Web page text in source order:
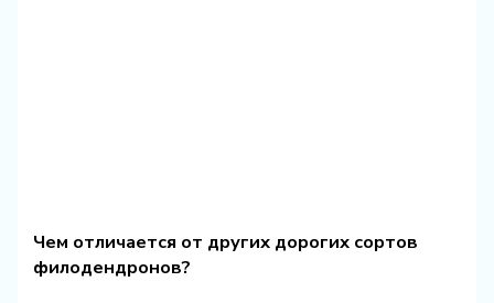
Чем отличается от других дорогих сортов
филодендронов?